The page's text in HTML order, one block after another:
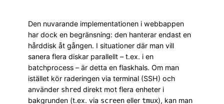
Den nuvarande implementationen i webbappen
har dock en begränsning: den hanterar endast en
hårddisk åt gången. I situationer där man vill
sanera flera diskar parallellt – t.ex. i en
batchprocess – är detta en flaskhals. Om man
istället kör raderingen via terminal (SSH) och
använder shred direkt mot flera enheter i
bakgrunden (t.ex. via screen eller tmux), kan man